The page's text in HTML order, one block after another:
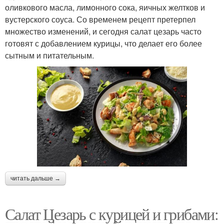
оливкового масла, лимонного сока, яичных желтков и
вустерского соуса. Со временем рецепт претерпел
множество изменений, и сегодня салат цезарь часто
готовят с добавлением курицы, что делает его более
сытным и питательным.
читать дальше →
Салат Цезарь с курицей и грибами: